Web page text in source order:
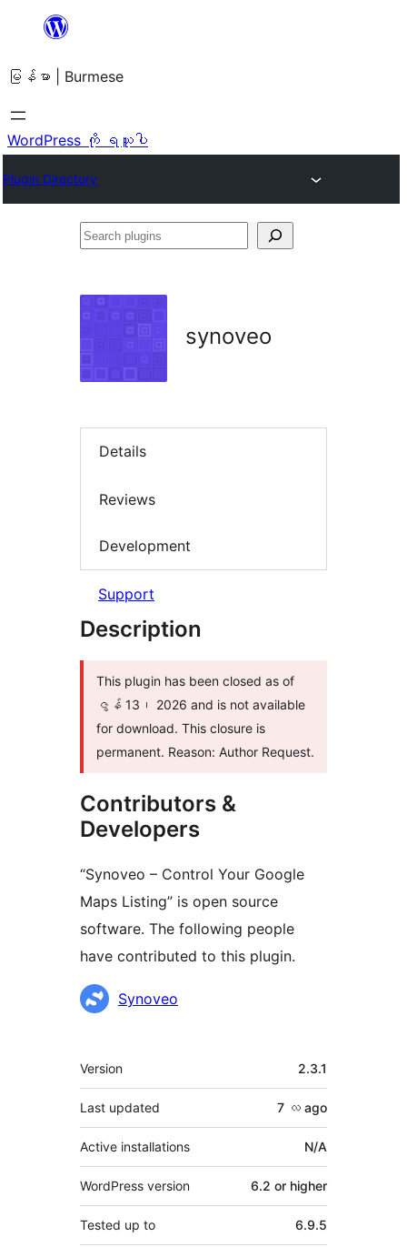
အကြောင်းအရာ
ကျော်သွား
ရန်
မြန်မာ | Burmese
WordPress ကို ရယူပါ
Plugin Directory
Search
synoveo
Details
Reviews
Development
Support
Description
This plugin has been closed as of
ဇွန် 13၊ 2026 and is not available
for download. This closure is
permanent. Reason: Author Request.
Contributors &
Developers
“Synoveo – Control Your Google
Maps Listing” is open source
software. The following people
have contributed to this plugin.
Contributors
Synoveo
Meta
Version 2.3.1
Last updated 7 လ ago
Active installations N/A
WordPress version 6.2 or higher
Tested up to 6.9.5